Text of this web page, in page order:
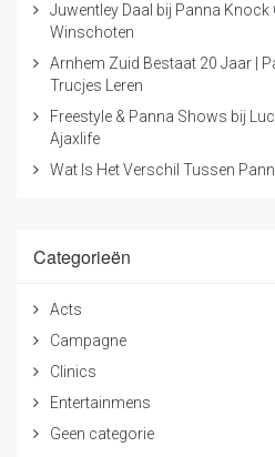
Juwentley Daal bij Panna Knock
Winschoten
Arnhem Zuid Bestaat 20 Jaar |
Trucjes Leren
Freestyle & Panna Shows bij
Ajaxlife
Wat Is Het Verschil Tussen
Categorieën
Acts
Campagne
Clinics
Entertainmens
Geen categorie